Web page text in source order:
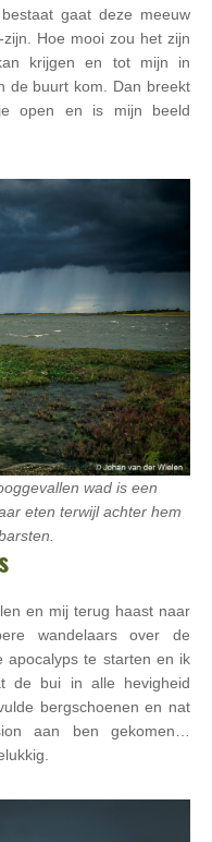
gaat deze meeuw
Hoe mooi zou het zijn
krijgen en tot mijn in
de buurt kom. Dan breekt
open en is mijn beeld
wad is een
eten terwijl achter hem
en mij terug haast naar
wandelaars over de
apocalyps te starten en ik
de bui in alle hevigheid
bergschoenen en nat
aan ben gekomen…